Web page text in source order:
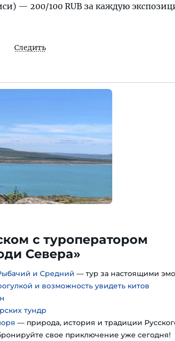
— 200/100 RUB за каждую
Следить
с туроператором
Севера»
и Средний — тур за настоящими
и возможность увидеть китов
тундр
— природа, история и традиции
свое приключение уже сегодня!